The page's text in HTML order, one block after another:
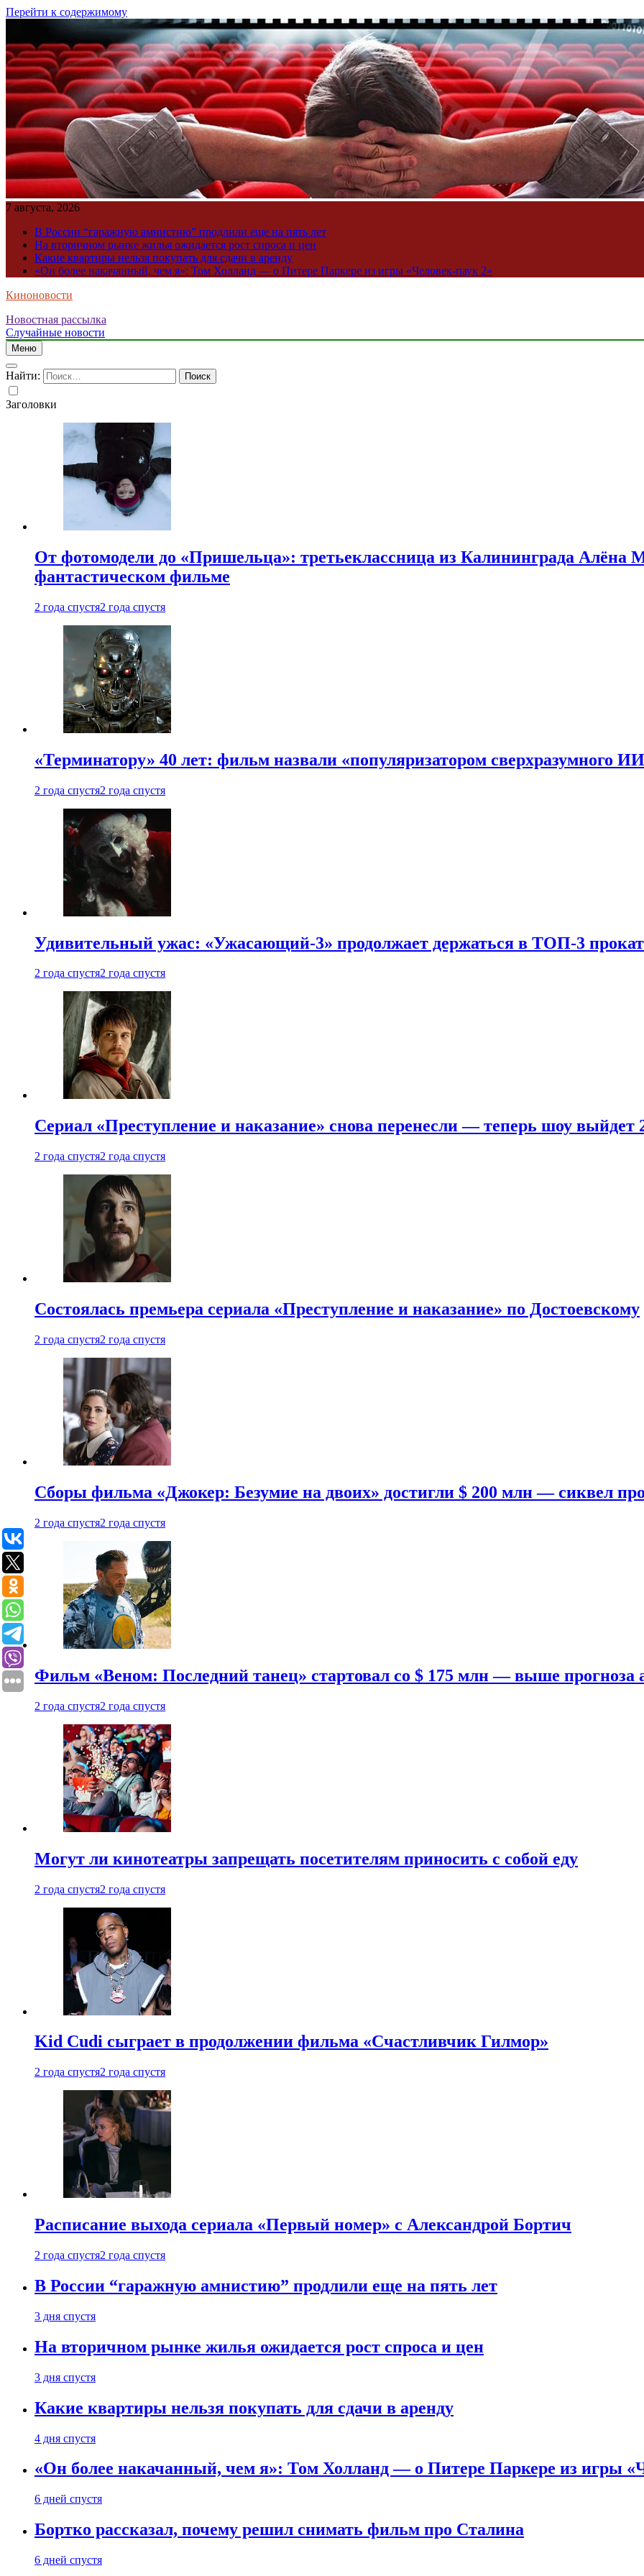
Перейти к содержимому
7 августа, 2026
В России “гаражную амнистию” продлили еще на пять лет
На вторичном рынке жилья ожидается рост спроса и цен
Какие квартиры нельзя покупать для сдачи в аренду
«Он более накачанный, чем я»: Том Холланд — о Питере Паркере из игры «Человек-паук 2»
Киноновости
Новостная рассылка
Случайные новости
Меню
Найти:
Заголовки
От фотомодели до «Пришельца»: третьеклассница из Калининграда Алёна
фантастическом фильме
2 года спустя2 года спустя
«Терминатору» 40 лет: фильм назвали «популяризатором сверхразумного
2 года спустя2 года спустя
Удивительный ужас: «Ужасающий-3» продолжает держаться в ТОП-3
2 года спустя2 года спустя
Сериал «Преступление и наказание» снова перенесли — теперь шоу выйдет
2 года спустя2 года спустя
Состоялась премьера сериала «Преступление и наказание» по Достоевскому
2 года спустя2 года спустя
Сборы фильма «Джокер: Безумие на двоих» достигли $ 200 млн — сиквел
2 года спустя2 года спустя
Фильм «Веном: Последний танец» стартовал со $ 175 млн — выше прогноза
2 года спустя2 года спустя
Могут ли кинотеатры запрещать посетителям приносить с собой еду
2 года спустя2 года спустя
Kid Cudi сыграет в продолжении фильма «Счастливчик Гилмор»
2 года спустя2 года спустя
Расписание выхода сериала «Первый номер» с Александрой Бортич
2 года спустя2 года спустя
В России “гаражную амнистию” продлили еще на пять лет
3 дня спустя
На вторичном рынке жилья ожидается рост спроса и цен
3 дня спустя
Какие квартиры нельзя покупать для сдачи в аренду
4 дня спустя
«Он более накачанный, чем я»: Том Холланд — о Питере Паркере из игры
6 дней спустя
Бортко рассказал, почему решил снимать фильм про Сталина
6 дней спустя